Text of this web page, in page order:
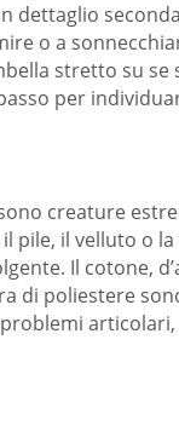
dettaglio
o a
stretto su
per
creature
pile, il velluto o
Il cotone,
di poliestere